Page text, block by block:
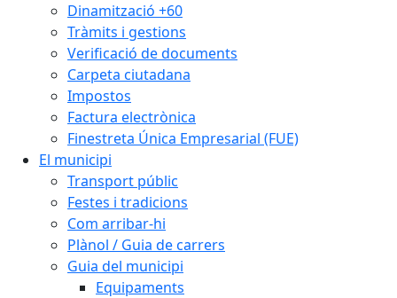
Dinamització +60
Tràmits i gestions
Verificació de documents
Carpeta ciutadana
Impostos
Factura electrònica
Finestreta Única Empresarial (FUE)
El municipi
Transport públic
Festes i tradicions
Com arribar-hi
Plànol / Guia de carrers
Guia del municipi
Equipaments